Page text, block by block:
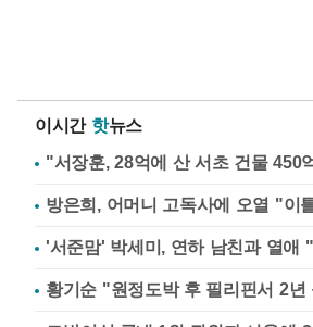
이시간 핫뉴스
"서장훈, 28억에 산 서초 건물 450
방은희, 어머니 고독사에 오열 "이
'서준맘' 박세미, 연하 남친과 열애
황기순 "원정도박 후 필리핀서 2년